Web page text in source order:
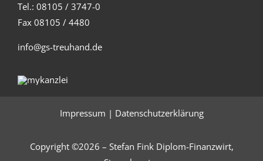
Tel.: 08105 / 3747-0
Fax 08105 / 4480
info@gs-treuhand.de
Impressum | Datenschutzerklärung
Copyright ©2026 – Stefan Fink Diplom-Finanzwirt,